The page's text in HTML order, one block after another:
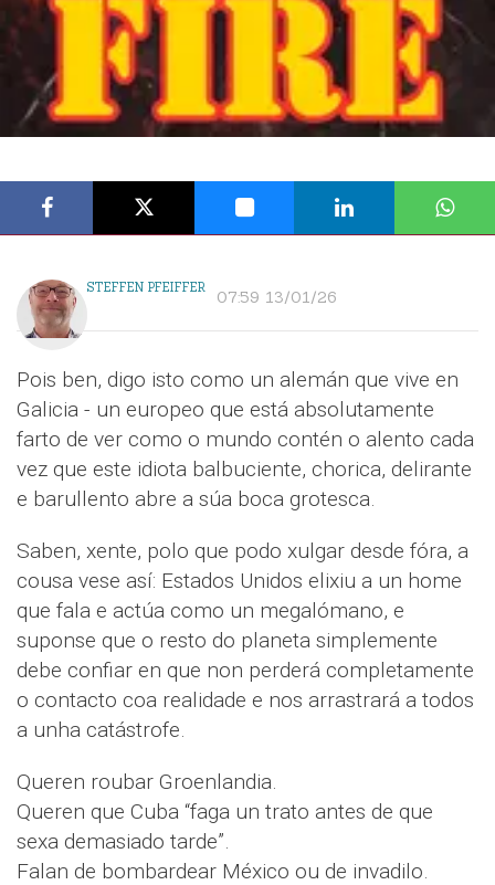
STEFFEN PFEIFFER 07:59 13/01/26
Pois ben, digo isto como un alemán que vive en
Galicia - un europeo que está absolutamente
farto de ver como o mundo contén o alento cada
vez que este idiota balbuciente, chorica, delirante
e barullento abre a súa boca grotesca.
Saben, xente, polo que podo xulgar desde fóra, a
cousa vese así: Estados Unidos elixiu a un home
que fala e actúa como un megalómano, e
suponse que o resto do planeta simplemente
debe confiar en que non perderá completamente
o contacto coa realidade e nos arrastrará a todos
a unha catástrofe.
Queren roubar Groenlandia.
Queren que Cuba “faga un trato antes de que
sexa demasiado tarde”.
Falan de bombardear México ou de invadilo.